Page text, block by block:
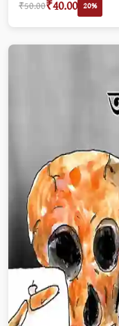
₹50.00₹40.00 20%